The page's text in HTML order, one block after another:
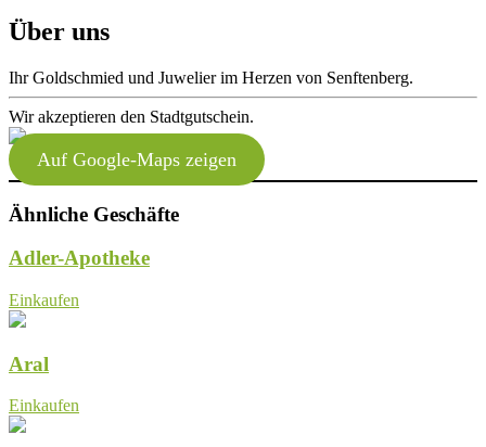
Über uns
Ihr Goldschmied und Juwelier im Herzen von Senftenberg.
Wir akzeptieren den Stadtgutschein.
Auf Google-Maps zeigen
Ähnliche Geschäfte
Adler-Apotheke
Einkaufen
Aral
Einkaufen